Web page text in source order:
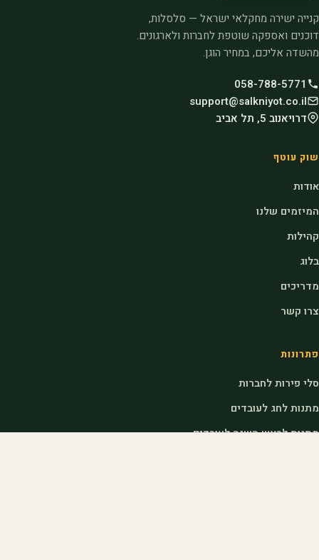
קנייה ישירה מחקלאי ישראל — סלסלות,
דוכנים ואספקה שוטפת לחברות ולארגונים.
מהשדה אליכם, במחיר הוגן.
058-788-5771
support@salkniyot.co.il
דרויאנוב 5, תל אביב
שוק עוטף
אודות
המיזמים שלנו
קהילות
בלוג
מדריכים
צרו קשר
פתרונות
סלי פירות לחברות
מתנות לחג לעובדים
מתנות לראש השנה לעובדים